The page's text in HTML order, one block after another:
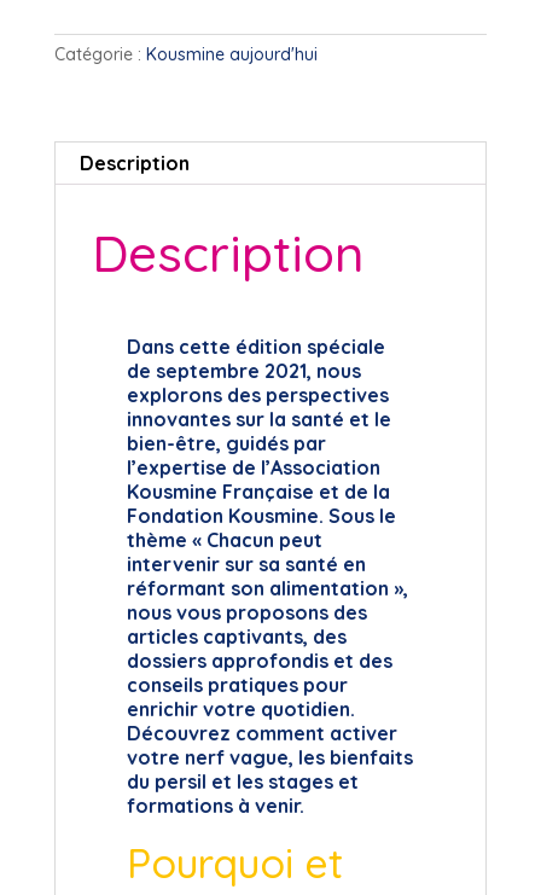
N°18
(Septembre
Catégorie : Kousmine aujourd'hui
Description
Description
Dans cette édition spéciale
de septembre 2021, nous
explorons des perspectives
innovantes sur la santé et le
bien-être, guidés par
l’expertise de l’Association
Kousmine Française et de la
Fondation Kousmine. Sous le
thème « Chacun peut
intervenir sur sa santé en
réformant son alimentation »,
nous vous proposons des
articles captivants, des
dossiers approfondis et des
conseils pratiques pour
enrichir votre quotidien.
Découvrez comment activer
votre nerf vague, les bienfaits
du persil et les stages et
formations à venir.
Pourquoi et